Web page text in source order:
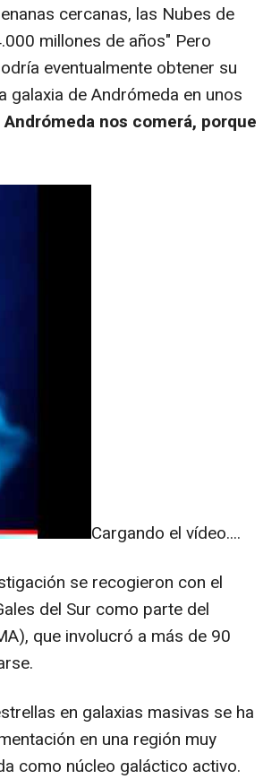
cercanas, las Nubes de
millones de años" Pero
eventualmente obtener su
galaxia de Andrómeda en unos
nos comerá, porque
Cargando el vídeo....
se recogieron con el
del Sur como parte del
que involucró a más de 90
en galaxias masivas se ha
en una región muy
como núcleo galáctico activo.